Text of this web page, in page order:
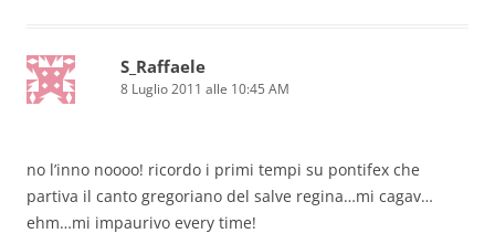
S_Raffaele
8 Luglio 2011 alle 10:45 AM
no l’inno noooo! ricordo i primi tempi su pontifex che
partiva il canto gregoriano del salve regina…mi cagav…
ehm…mi impaurivo every time!